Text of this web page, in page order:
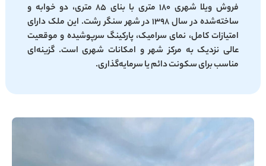
فروش ویلا شهری ۱۸۰ متری با بنای ۸۵ متری، دو خوابه و
ساخته‌شده در سال ۱۳۹۸ در شهر سنگر رشت. این ملک دارای
امتیازات کامل، نمای سرامیک، پارکینگ سرپوشیده و موقعیت
عالی نزدیک به مرکز شهر و امکانات شهری است. گزینه‌ای
مناسب برای سکونت دائم یا سرمایه‌گذاری.